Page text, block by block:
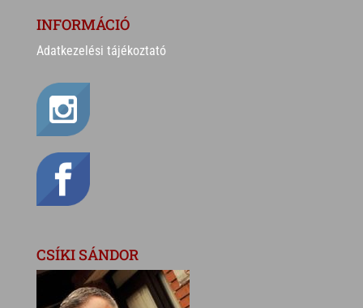
INFORMÁCIÓ
Adatkezelési tájékoztató
CSÍKI SÁNDOR